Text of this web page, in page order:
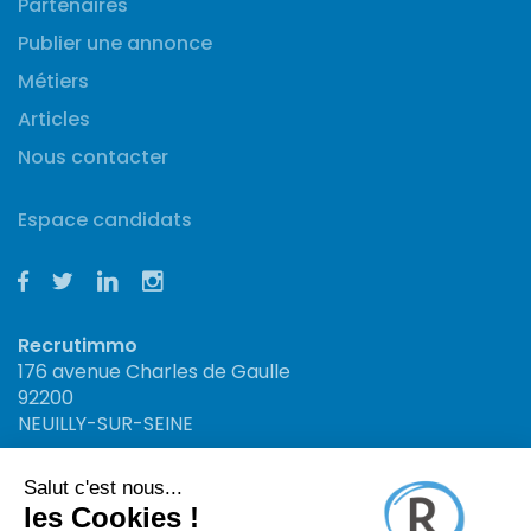
Publier une annonce
Métiers
Articles
Nous contacter
Espace candidats
Recrutimmo
176 avenue Charles de Gaulle
92200
NEUILLY-SUR-SEINE
Recrutimmo
34 rue St Jacques